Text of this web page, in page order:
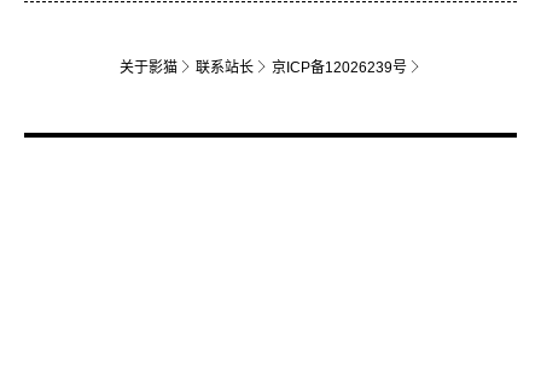
关于影猫 联系站长 京ICP备12026239号